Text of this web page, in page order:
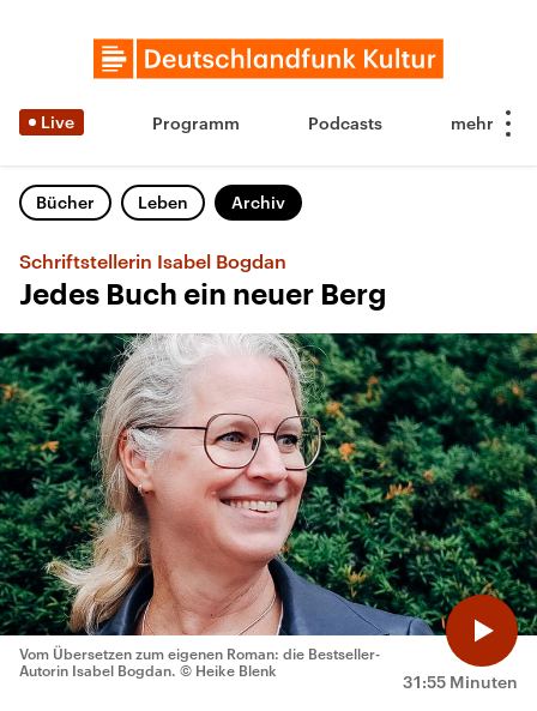
Live Programm Podcasts
Bücher Leben Archiv
Schriftstellerin Isabel Bogdan
Jedes Buch ein neuer Berg
31:55 Minuten
Vom Übersetzen zum eigenen Roman: die Bestseller-
Autorin Isabel Bogdan. © Heike Blenk